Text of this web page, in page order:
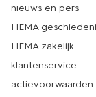
nieuws en pers
HEMA
HEMA zakelijk
klantenservice
actievoorwaarden